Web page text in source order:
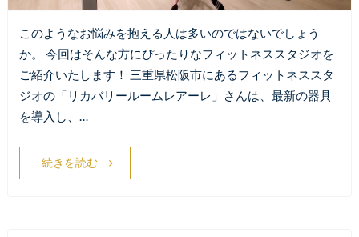
このようなお悩みを抱える人は多いのではないでしょう
か。 今回はそんな方にぴったりなフィットネススタジオを
ご紹介いたします！ 三重県松阪市にあるフィットネススタ
ジオの「リカバリールームレアーレ」さんは、最新の器具
を導入し、…
続きを読む